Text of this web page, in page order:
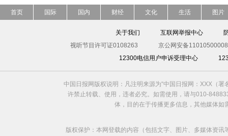
首页 国际 国内 财经 文化 生活 图片
关于我们 互联网举报中心
视听节目许可证0108263
京公网安备
12300电信用户申诉受理中心
中国日报网版权说明：凡注明来源为“中国日报网：XXX（
许禁止转载、使用，违者必究。如需使用，请与010-
体，目的在于传播更多信息，其他媒体
版权保护：本网登载的内容（包括文字、图片、多媒体资